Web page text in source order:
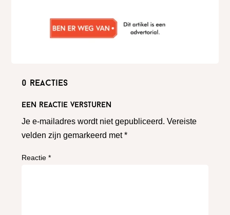
0 reacties
Een reactie versturen
Je e-mailadres wordt niet gepubliceerd. Vereiste
velden zijn gemarkeerd met*
Reactie*